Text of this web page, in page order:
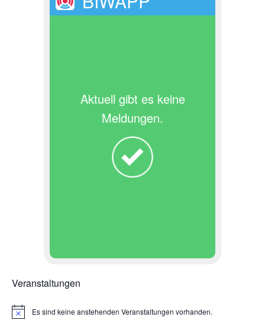
Aktuell gibt es keine
Meldungen.
Veranstaltungen
H
Es sind keine anstehenden Veranstaltungen vorhanden.